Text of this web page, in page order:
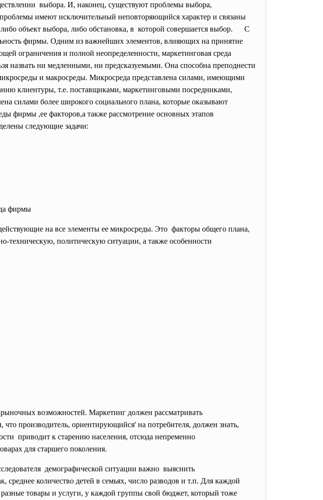
выбора. И, наконец, существуют проблемы выбора,
имеют исключительный неповторяющийся характер и связаны
либо объект выбора, либо обстановка, в которой совершается выбор.
С
фирмы. Одним из важнейших элементов, влияющих на принятие
ограничения и полной неопределенности, маркетинговая среда
назвать ни медленными, ни предсказуемыми. Она способна преподнести
и макросреды. Микросреда представлена силами, имеющими
клиентуры, т.е. поставщиками, маркетинговыми посредниками,
силами более широкого социального плана, которые оказывают
фирмы ,ее факторов,а также рассмотрение основных этапов
следующие задачи:
фирмы
на все элементы ее микросреды. Это факторы общего плана,
политическую ситуации, а также особенности
возможностей. Маркетинг должен рассматривать
производитель, ориентирующийся' на потребителя, должен знать,
приводит к старению населения, отсюда непременно
для старшего поколения.
демографической ситуации важно выяснить
количество детей в семьях, число разводов и т.п. Для каждой
товары и услуги, у каждой группы свой бюджет, который тоже